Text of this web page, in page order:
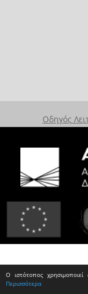
Ο ιστότοπος
Περισσότερα
Οδηγός